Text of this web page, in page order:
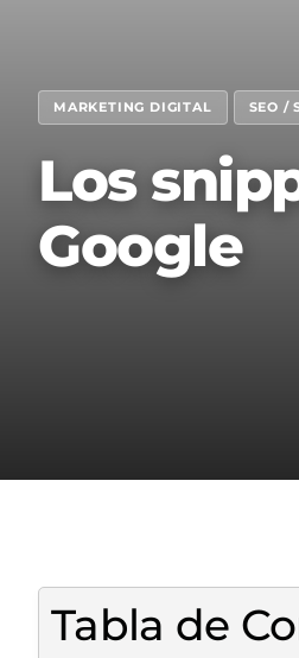
MARKETING DIGITAL SEO /
Los
Google
Tabla de